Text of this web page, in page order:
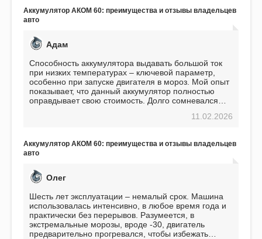
Аккумулятор АКОМ 60: преимущества и отзывы владельцев
авто
Адам
Способность аккумулятора выдавать большой ток
при низких температурах – ключевой параметр,
особенно при запуске двигателя в мороз. Мой опыт
показывает, что данный аккумулятор полностью
оправдывает свою стоимость. Долго сомневался
пожалел. Считаю, что это отличное вложение,11.02.2026
Аккумулятор АКОМ 60: преимущества и отзывы владельцев
авто
Олег
Шесть лет эксплуатации – немалый срок. Машина
использовалась интенсивно, в любое время года и
практически без перерывов. Разумеется, в
экстремальные морозы, вроде -30, двигатель
предварительно прогревался, чтобы избежать